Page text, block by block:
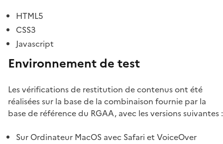
HTML5
CSS3
Javascript
Environnement de test
Les vérifications de restitution de contenus ont été
réalisées sur la base de la combinaison fournie par la
base de référence du RGAA, avec les versions suivantes :
Sur Ordinateur MacOS avec Safari et VoiceOver